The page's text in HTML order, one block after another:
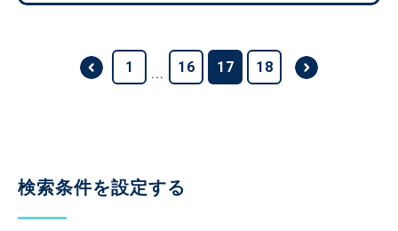
1 ... 16 17 18
検索条件を設定する